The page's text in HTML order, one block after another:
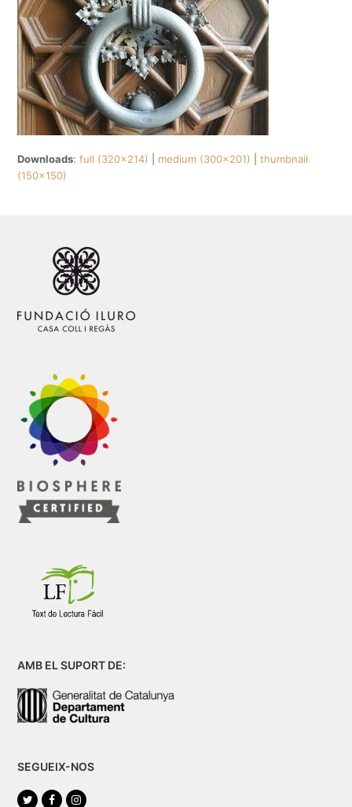
Downloads:full (320x214) medium (300x201) |thumbnail
(150x150)
AMB EL SUPORT DE:
SEGUEIX-NOS
TwitterFacebookInstagram